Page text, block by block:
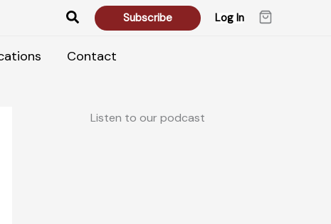
Search Subscribe Log In
Contact
Listen to our podcast